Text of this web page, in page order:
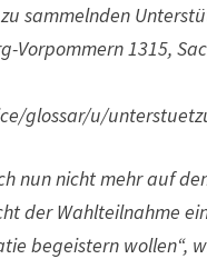
sammelnden
1315,
glossar/u/
nun nicht mehr auf
der Wahlteilnahme
begeistern wollen“,